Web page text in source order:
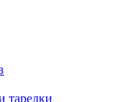
тарелки